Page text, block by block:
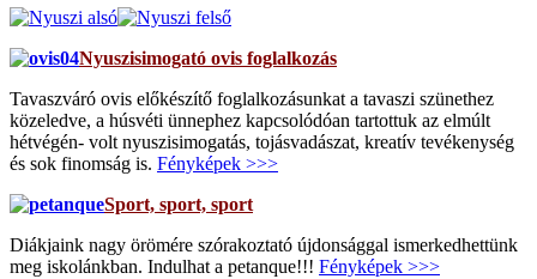
Nyuszisimogató ovis foglalkozás
Tavaszváró ovis előkészítő foglalkozásunkat a tavaszi szünethez
közeledve, a húsvéti ünnephez kapcsolódóan tartottuk az elmúlt
hétvégén- volt nyuszisimogatás, tojásvadászat, kreatív tevékenység
és sok finomság is. Fényképek >>>
Sport, sport, sport
Diákjaink nagy örömére szórakoztató újdonsággal ismerkedhettünk
meg iskolánkban. Indulhat a petanque!!! Fényképek >>>